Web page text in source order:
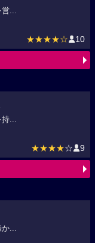
...
★★★★☆ 10
...
★★★★☆ 9
...